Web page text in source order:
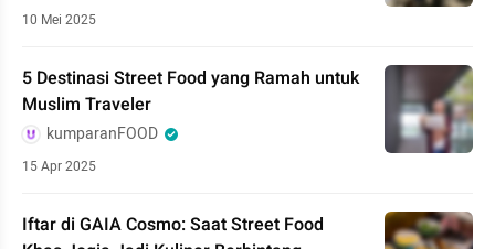
10 Mei 2025
5 Destinasi Street Food yang Ramah untuk
Muslim Traveler
kumparanFOOD
15 Apr 2025
Iftar di GAIA Cosmo: Saat Street Food